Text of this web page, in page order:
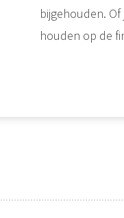
bijgehouden.
houden op de